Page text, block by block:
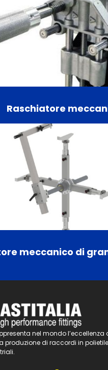
Raschiatore
meccanico di
nel mondo l’eccellenza
produzione di raccordi in